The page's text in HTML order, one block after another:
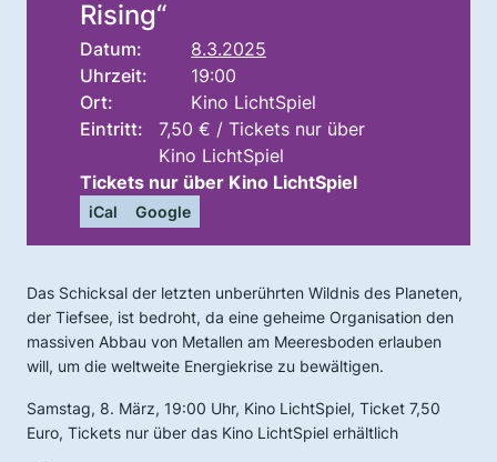
Rising“
Datum:
8.3.2025
Uhrzeit:
19:00
Ort:
Kino LichtSpiel
Eintritt:
7,50 € / Tickets nur über
Kino LichtSpiel
Tickets nur über Kino LichtSpiel
iCal Google
Das Schicksal der letzten unberührten Wildnis des Planeten,
der Tiefsee, ist bedroht, da eine geheime Organisation den
massiven Abbau von Metallen am Meeresboden erlauben
will, um die weltweite Energiekrise zu bewältigen.
Samstag, 8. März, 19:00 Uhr, Kino LichtSpiel, Ticket 7,50
Euro, Tickets nur über das Kino LichtSpiel erhältlich